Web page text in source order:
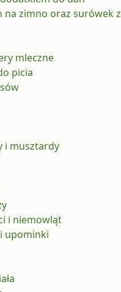
zimno oraz surówek z
mleczne
picia
i musztardy
i niemowląt
upominki